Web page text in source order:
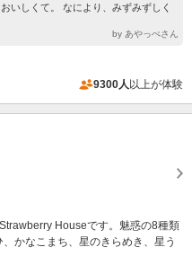
いしくて。 なにより、みずみずしく
by あやっぺさん
9300人 以上が体験
Houseです。魅惑の8種類
かなこまち、星のきらめき、星う